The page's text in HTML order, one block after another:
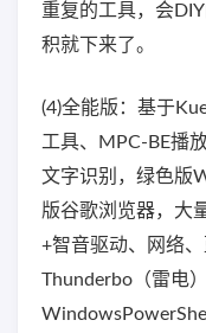
重复的工具，会
积就下来了。
(4)全能版：基于
工具、MPC-BE播
文字识别，绿色版
版谷歌浏览器，大
+智音驱动、网络
Thunderbo（雷电